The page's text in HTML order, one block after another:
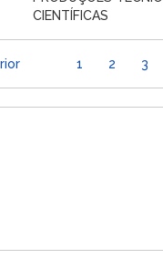
CIENTÍFICAS
1 2 3